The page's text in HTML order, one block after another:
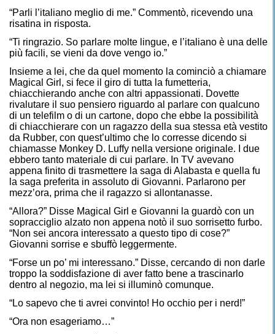
“Parli l’italiano meglio di me.” Commentò, ricevendo una
risatina in risposta.
“Ti ringrazio. So parlare molte lingue, e l’italiano è una delle
più facili, se vieni da dove vengo io.”
Insieme a lei, che da quel momento la cominciò a chiamare
Magical Girl, si fece il giro di tutta la fumetteria,
chiacchierando anche con altri appassionati. Dovette
rivalutare il suo pensiero riguardo al parlare con qualcuno
di un telefilm o di un cartone, dopo che ebbe la possibilità
di chiacchierare con un ragazzo della sua stessa età vestito
da Rubber, con quest’ultimo che lo corresse dicendo si
chiamasse Monkey D. Luffy nella versione originale. I due
ebbero tanto materiale di cui parlare. In TV avevano
appena finito di trasmettere la saga di Alabasta e quella fu
la saga preferita in assoluto di Giovanni. Parlarono per
mezz’ora, prima che il ragazzo si allontanasse.
“Allora?” Disse Magical Girl e Giovanni la guardò con un
sopracciglio alzato non appena notò il suo sorrisetto furbo.
“Non sei ancora interessato a questo tipo di cose?”
Giovanni sorrise e sbuffò leggermente.
“Forse un po’ mi interessano.” Disse, cercando di non darle
troppo la soddisfazione di aver fatto bene a trascinarlo
dentro al negozio, ma lei si illuminò comunque.
“Lo sapevo che ti avrei convinto! Ho occhio per i nerd!”
“Ora non esageriamo…”